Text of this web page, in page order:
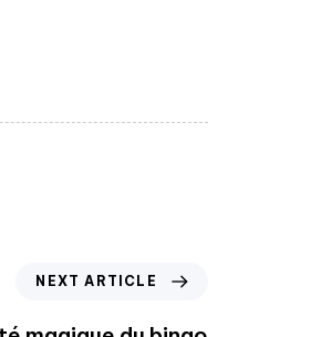
NEXT ARTICLE